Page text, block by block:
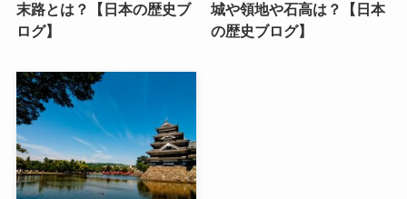
末路とは？【日本の歴史ブ
ログ】
城や領地や石高は？【日本
の歴史ブログ】